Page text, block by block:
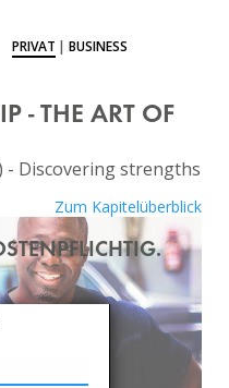
- Einfach Lernen
PRIVAT | BUSINESS
- THE ART OF
- Discovering strengths
Zum Kapitelüberblick